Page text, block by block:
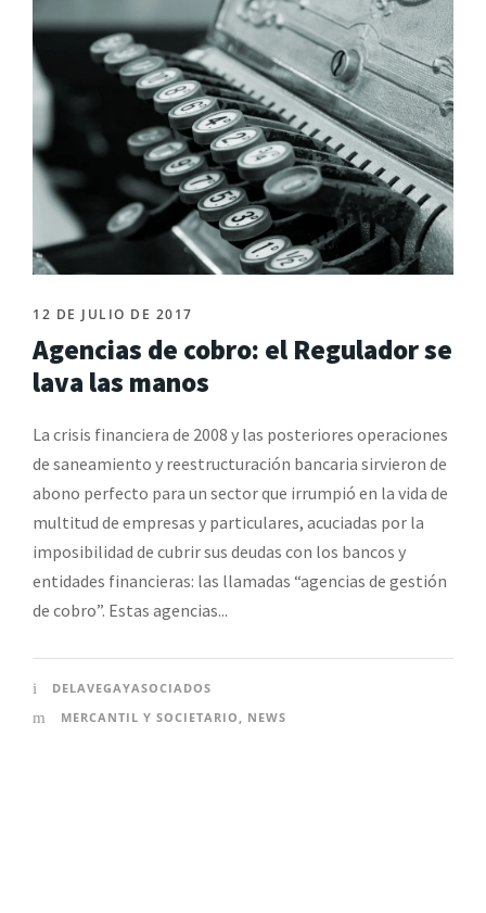
12 DE JULIO DE 2017
Agencias de cobro: el Regulador se
lava las manos
La crisis financiera de 2008 y las posteriores operaciones
de saneamiento y reestructuración bancaria sirvieron de
abono perfecto para un sector que irrumpió en la vida de
multitud de empresas y particulares, acuciadas por la
imposibilidad de cubrir sus deudas con los bancos y
entidades financieras: las llamadas “agencias de gestión
de cobro”. Estas agencias...
DELAVEGAYASOCIADOS
MERCANTIL Y SOCIETARIO , NEWS